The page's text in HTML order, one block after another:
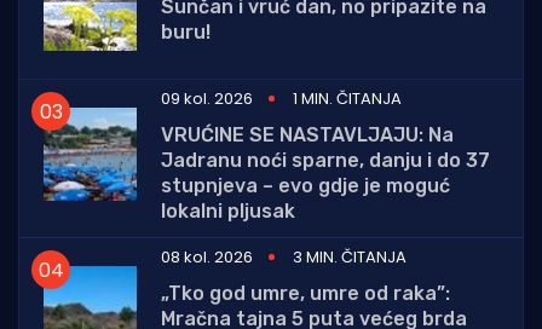
Sunčan i vruć dan, no pripazite na
buru!
09 kol. 2026
1 MIN. ČITANJA
VRUĆINE SE NASTAVLJAJU: Na
Jadranu noći sparne, danju i do 37
stupnjeva – evo gdje je moguć
lokalni pljusak
08 kol. 2026
3 MIN. ČITANJA
„Tko god umre, umre od raka”:
Mračna tajna 5 puta većeg brda